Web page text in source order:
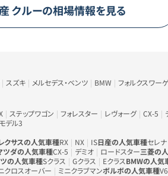
クルーの相場情報を見る
スズキ メルセデス・ベンツ BMW フォルクスワー
ステップワゴン フォレスター レヴォーグ CX-5
モデル3
クサスの人気車種RX NX IS日産の人気車種セレナ
ツダの人気車種CX-5 デミオ ロードスター三菱の
ツの人気車種Sクラス Gクラス EクラスBMWの人気
クロスオーバー ミニクラブマンボルボの人気車種